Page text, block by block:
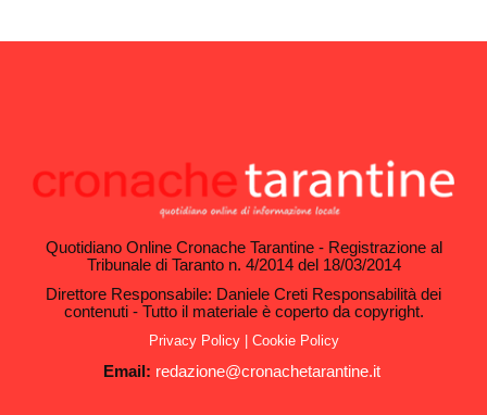
Quotidiano Online Cronache Tarantine - Registrazione al
Tribunale di Taranto n. 4/2014 del 18/03/2014
Direttore Responsabile: Daniele Creti Responsabilità dei
contenuti - Tutto il materiale è coperto da copyright.
Privacy Policy| Cookie Policy
Email: redazione@cronachetarantine.it